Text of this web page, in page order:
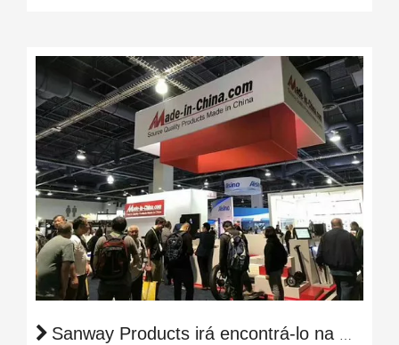
Sanway Products irá encontrá-lo na CES SMART EXPO US